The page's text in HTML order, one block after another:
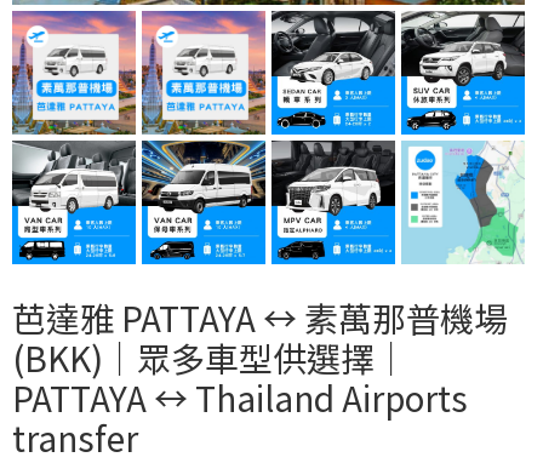
芭達雅 PATTAYA ↔︎ 素萬那普機場
(BKK)｜眾多車型供選擇｜
PATTAYA ↔︎ Thailand Airports
transfer